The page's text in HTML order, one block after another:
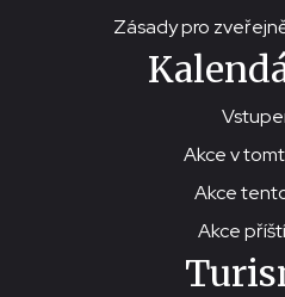
Zásady pro
Akce v
Akce
Akce